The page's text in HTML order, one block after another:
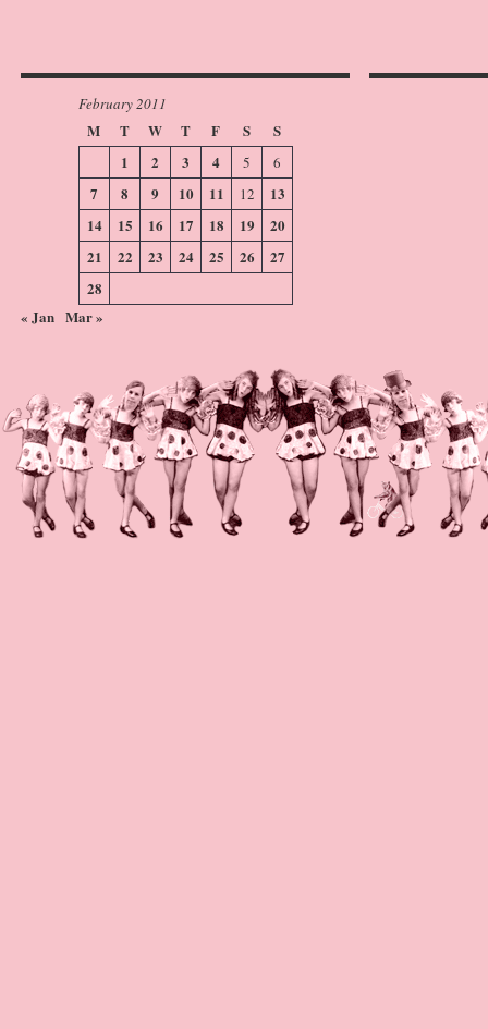
February 2011
M T W T F S
S
1
2 3 4 5 6
7 8 9 10 11 12
13
14
15 16 17 18 19
20
21
22 23 24 25 26
27
28
« Jan Mar »